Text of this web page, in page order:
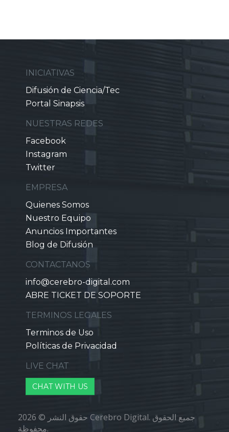
INICIATIVAS
Difusión de Ciencia/Tec
Portal Sinapsis
NUESTRAS REDES
Facebook
Instagram
Twitter
EMPRESA
Quienes Somos
Nuestro Equipo
Anuncios Importantes
Blog de Difusión
CONTACTANOS
info@cerebro-digital.com
ABRE TICKET DE SOPORTE
TERMINOS LEGALES
Terminos de Uso
Políticas de Privacidad
LIVE CHAT
CHAT WITH US
حقوق النشر © 2026 Cerebro Digital. جميع الحقوق
محفوظة.